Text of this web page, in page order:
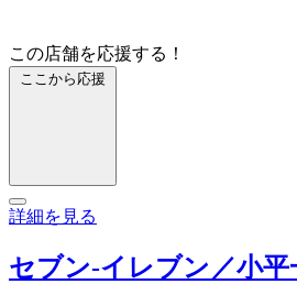
この店舗を応援する！
ここから応援
詳細を見る
セブン‐イレブン／小